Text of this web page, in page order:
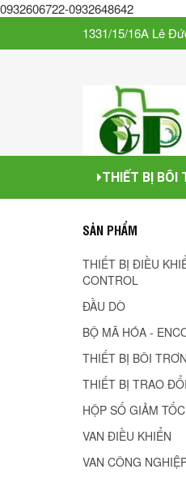
0932606722-0932648642
1331/15/16A Lê
THIẾT BỊ BÔI
SẢN PHẨM
THIẾT BỊ ĐIỀU
CONTROL
ĐẦU DÒ
BỘ MÃ HÓA -
THIẾT BỊ BÔI
THIẾT BỊ TRAO
HỘP SỐ GIẢM TỐC
VAN ĐIỀU KHIỂN
VAN CÔNG